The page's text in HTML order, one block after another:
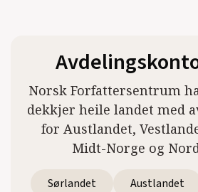
Norsk Forfattersentrum
dekkjer heile landet med
for Austlandet,
Midt-Norge og
Sørlandet Austlandet